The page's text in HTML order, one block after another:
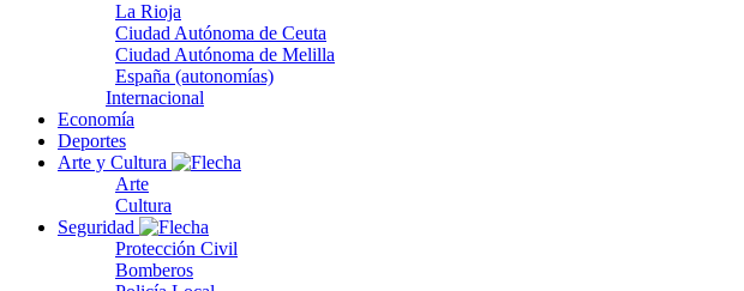
La Rioja
Ciudad Autónoma de Ceuta
Ciudad Autónoma de Melilla
España (autonomías)
Internacional
Economía
Deportes
Arte y Cultura
Arte
Cultura
Seguridad
Protección Civil
Bomberos